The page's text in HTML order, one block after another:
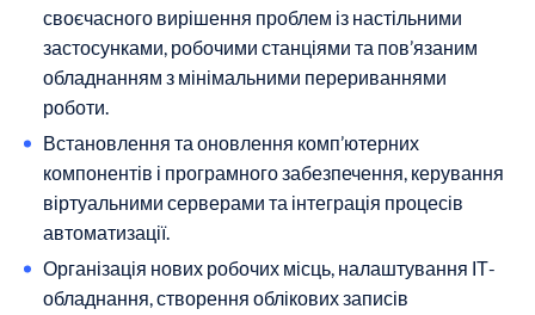
своєчасного вирішення проблем із настільними
застосунками, робочими станціями та пов’язаним
обладнанням з мінімальними перериваннями
роботи.
Встановлення та оновлення комп’ютерних
компонентів і програмного забезпечення, керування
віртуальними серверами та інтеграція процесів
автоматизації.
Організація нових робочих місць, налаштування ІТ-
обладнання, створення облікових записів